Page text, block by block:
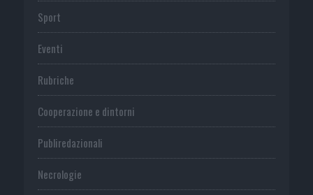
Sport
Eventi
Rubriche
Cooperazione e dintorni
Publiredazionali
Necrologie